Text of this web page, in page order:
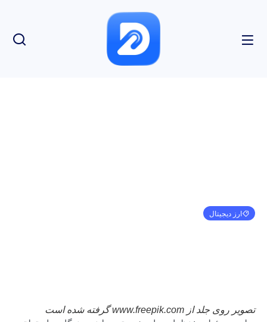
ارز دیجیتال
تصویر روی جلد از www.freepik.com گرفته شده است